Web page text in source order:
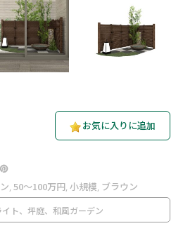
お気に入りに追加
, 50〜100万円, 小規模, ブラウン
ト、坪庭、和風ガーデン